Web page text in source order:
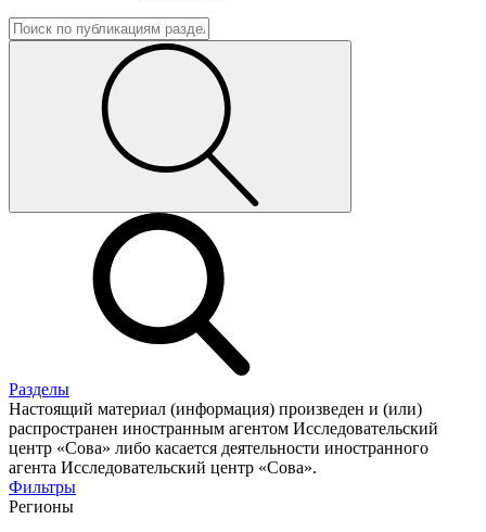
Разделы
Настоящий материал (информация) произведен и (или)
распространен иностранным агентом Исследовательский
центр «Сова» либо касается деятельности иностранного
агента Исследовательский центр «Сова».
Фильтры
Регионы